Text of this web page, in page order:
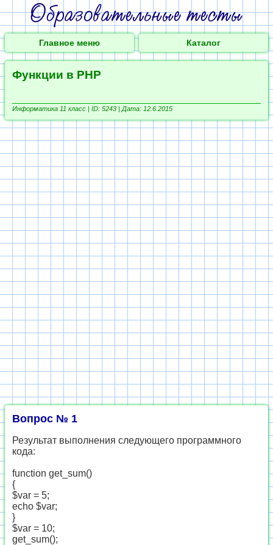
Главное меню Каталог
Функции в PHP
Информатика 11 класс | ID: 5243 | Дата: 12.6.2015
Вопрос № 1
Результат выполнения следующего программного
кода:
function get_sum()
{
$var = 5;
echo $var;
}
$var = 10;
get_sum();